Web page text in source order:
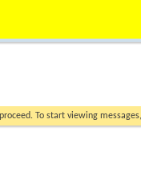
To start viewing